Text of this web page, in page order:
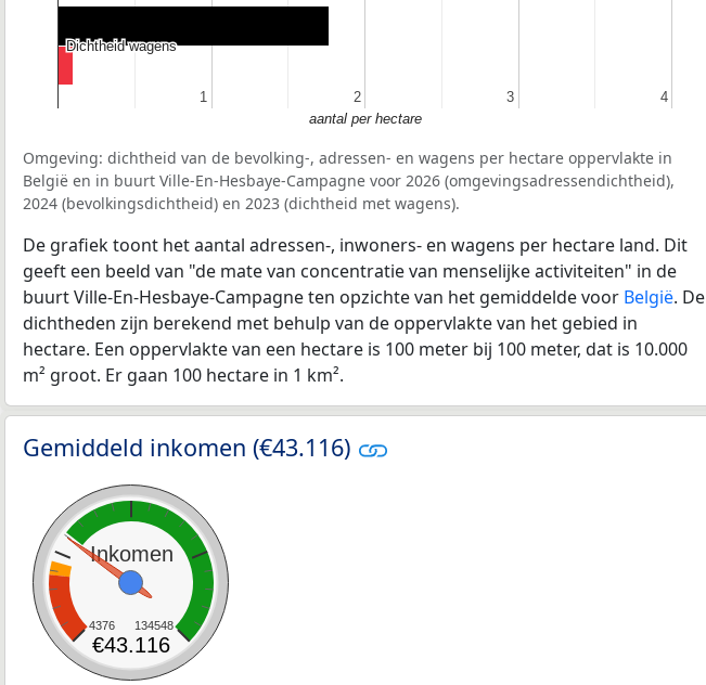
11 2
2 3
3 4
4
Dichtheid wagens
Dichtheid wagens
aantal per hectare
Omgeving: dichtheid van de bevolking-, adressen- en wagens per hectare oppervlakte in
België en in buurt Ville-En-Hesbaye-Campagne voor 2026 (omgevingsadressendichtheid),
2024 (bevolkingsdichtheid) en 2023 (dichtheid met wagens).
De grafiek toont het aantal adressen-, inwoners- en wagens per hectare land. Dit
geeft een beeld van "de mate van concentratie van menselijke activiteiten" in de
buurt Ville-En-Hesbaye-Campagne ten opzichte van het gemiddelde voor België. De
dichtheden zijn berekend met behulp van de oppervlakte van het gebied in
hectare. Een oppervlakte van een hectare is 100 meter bij 100 meter, dat is 10.000
m² groot. Er gaan 100 hectare in 1 km².
Gemiddeld inkomen (€43.116)
Inkomen
4376 134548
€43.116